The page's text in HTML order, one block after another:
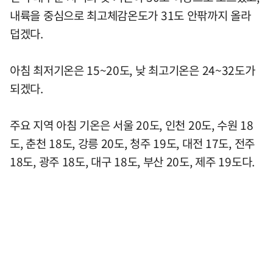
내륙을 중심으로 최고체감온도가 31도 안팎까지 올라
덥겠다.
아침 최저기온은 15~20도, 낮 최고기온은 24~32도가
되겠다.
주요 지역 아침 기온은 서울 20도, 인천 20도, 수원 18
도, 춘천 18도, 강릉 20도, 청주 19도, 대전 17도, 전주
18도, 광주 18도, 대구 18도, 부산 20도, 제주 19도다.